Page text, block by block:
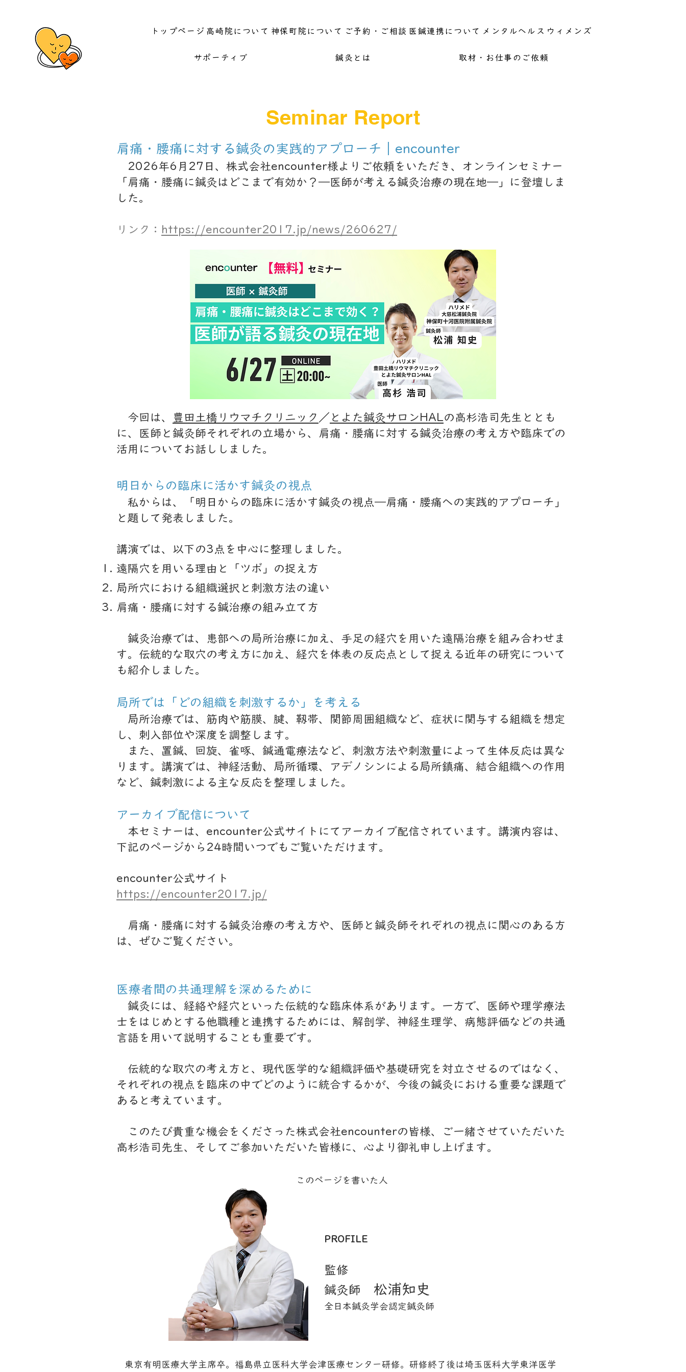
トップページ 高崎院について 神保町院について ご予約・ご相談 医鍼連携について メンタルヘルス ウィメンズ
サポーティブ 鍼灸とは 取材・お仕事のご依頼
Seminar Report
肩痛・腰痛に対する鍼灸の実践的アプローチ｜encounter
2026年6月27日、株式会社encounter様よりご依頼をいただき、オンラインセミナー
「肩痛・腰痛に鍼灸はどこまで有効か？―医師が考える鍼灸治療の現在地―」に登壇しま
した。
​​リンク： https://encounter2017.jp/news/260627/
今回は、 豊田土橋リウマチクリニック ／ とよた鍼灸サロンHALの高杉浩司先生ととも
に、医師と鍼灸師それぞれの立場から、肩痛・腰痛に対する鍼灸治療の考え方や臨床での
活用についてお話ししました。
明日からの臨床に活かす鍼灸の視点
私からは、「明日からの臨床に活かす鍼灸の視点―肩痛・腰痛への実践的アプローチ」
と題して発表しました。
講演では、以下の3点を中心に整理しました。
遠隔穴を用いる理由と「ツボ」の捉え方
局所穴における組織選択と刺激方法の違い
肩痛・腰痛に対する鍼治療の組み立て方
鍼灸治療では、患部への局所治療に加え、手足の経穴を用いた遠隔治療を組み合わせま
す。伝統的な取穴の考え方に加え、経穴を体表の反応点として捉える近年の研究について
も紹介しました。
局所では「どの組織を刺激するか」を考える
局所治療では、筋肉や筋膜、腱、靱帯、関節周囲組織など、症状に関与する組織を想定
し、刺入部位や深度を調整します。
また、置鍼、回旋、雀啄、鍼通電療法など、刺激方法や刺激量によって生体反応は異な
ります。講演では、神経活動、局所循環、アデノシンによる局所鎮痛、結合組織への作用
など、鍼刺激による主な反応を整理しました。
アーカイブ配信について
本セミナーは、encounter公式サイトにてアーカイブ配信されています。講演内容は、
下記のページから24時間いつでもご覧いただけます。
encounter公式サイト
https://encounter2017.jp/
肩痛・腰痛に対する鍼灸治療の考え方や、医師と鍼灸師それぞれの視点に関心のある方
は、ぜひご覧ください。
医療者間の共通理解を深めるために
鍼灸には、経絡や経穴といった伝統的な臨床体系があります。一方で、医師や理学療法
士をはじめとする他職種と連携するためには、解剖学、神経生理学、病態評価などの共通
言語を用いて説明することも重要です。
伝統的な取穴の考え方と、現代医学的な組織評価や基礎研究を対立させるのではなく、
それぞれの視点を臨床の中でどのように統合するかが、今後の鍼灸における重要な課題で
あると考えています。
このたび貴重な機会をくださった株式会社encounterの皆様、ご一緒させていただいた
高杉浩司先生、そしてご参加いただいた皆様に、心より御礼申し上げます。
​このページを書いた人
PROFILE
監修
鍼灸師 松浦知史
​全日本鍼灸学会認定鍼灸師
東京有明医療大学主席卒。福島県立医科大学会津医療センター研修。研修終了後は埼玉医科大学東洋医学